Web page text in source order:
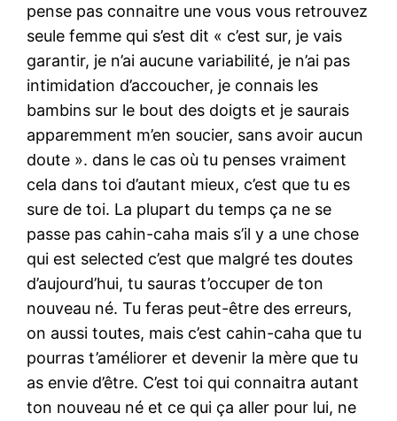
pense pas connaitre une vous vous retrouvez
seule femme qui s’est dit « c’est sur, je vais
garantir, je n’ai aucune variabilité, je n’ai pas
intimidation d’accoucher, je connais les
bambins sur le bout des doigts et je saurais
apparemment m’en soucier, sans avoir aucun
doute ». dans le cas où tu penses vraiment
cela dans toi d’autant mieux, c’est que tu es
sure de toi. La plupart du temps ça ne se
passe pas cahin-caha mais s’il y a une chose
qui est selected c’est que malgré tes doutes
d’aujourd’hui, tu sauras t’occuper de ton
nouveau né. Tu feras peut-être des erreurs,
on aussi toutes, mais c’est cahin-caha que tu
pourras t’améliorer et devenir la mère que tu
as envie d’être. C’est toi qui connaitra autant
ton nouveau né et ce qui ça aller pour lui, ne